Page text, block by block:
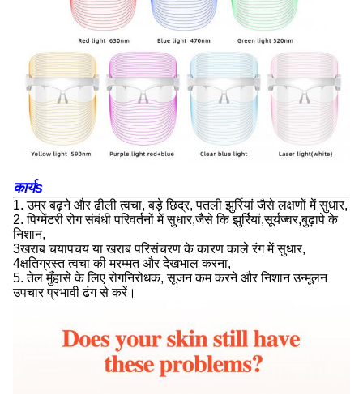
कार्यs
1. उम्र बढ़ने और ढीली त्वचा, बड़े छिद्र, पतली झुर्रियां जैसे लक्षणों में सुधार,
2. पिग्मेंटरी रोग संबंधी परिवर्तनों में सुधार,जैसे कि झुर्रियां,सूर्यज्वर,बुढ़ापे के
निशान,
3खराब चयापचय या खराब परिसंचरण के कारण काले रंग में सुधार,
4क्षतिग्रस्त त्वचा की मरम्मत और देखभाल करना,
5. तेल मुँहासे के लिए रोगनिरोधक, सूजन कम करने और निशान उन्मूलन
उपचार प्रभावी ढंग से करें।